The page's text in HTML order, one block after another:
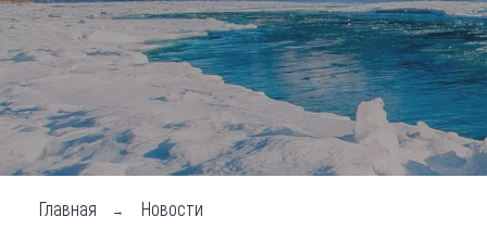
Топ
Для
Главная Новости